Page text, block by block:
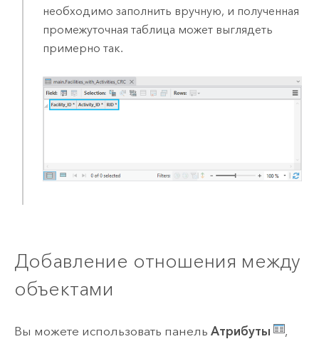
необходимо заполнить вручную, и полученная
промежуточная таблица может выглядеть
примерно так.
Добавление отношения между
объектами
Вы можете использовать панель Атрибуты
,